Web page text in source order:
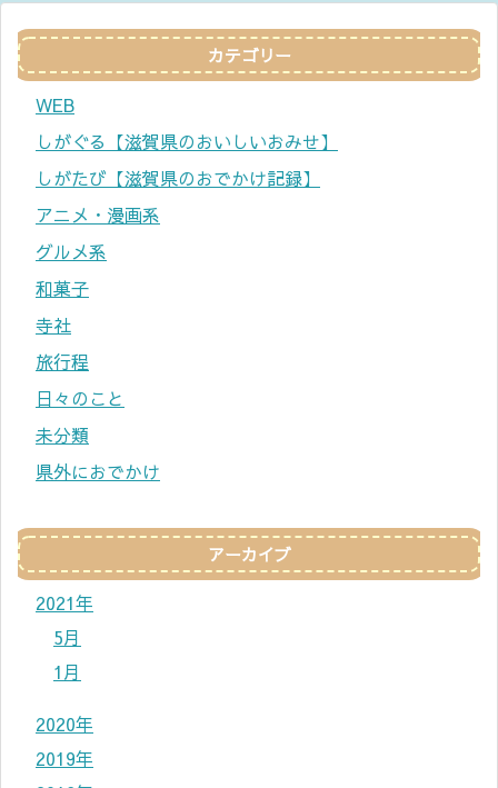
カテゴリー
WEB
しがぐる【滋賀県のおいしいおみせ】
しがたび【滋賀県のおでかけ記録】
アニメ・漫画系
グルメ系
和菓子
寺社
旅行程
日々のこと
未分類
県外におでかけ
アーカイブ
2021年
5月
1月
2020年
2019年